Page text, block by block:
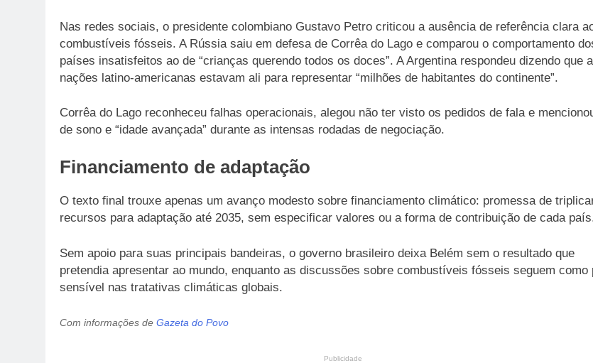
Nas redes sociais, o presidente colombiano Gustavo Petro criticou a ausência de referência clara
combustíveis fósseis. A Rússia saiu em defesa de Corrêa do Lago e comparou o comportamento
países insatisfeitos ao de “crianças querendo todos os doces”. A Argentina respondeu dizendo que
nações latino-americanas estavam ali para representar “milhões de habitantes do continente”.
Corrêa do Lago reconheceu falhas operacionais, alegou não ter visto os pedidos de fala e
de sono e “idade avançada” durante as intensas rodadas de negociação.
Financiamento de adaptação
O texto final trouxe apenas um avanço modesto sobre financiamento climático: promessa de
recursos para adaptação até 2035, sem especificar valores ou a forma de contribuição de cada
Sem apoio para suas principais bandeiras, o governo brasileiro deixa Belém sem o resultado que
pretendia apresentar ao mundo, enquanto as discussões sobre combustíveis fósseis seguem como
sensível nas tratativas climáticas globais.
Com informações de Gazeta do Povo
Publicidade